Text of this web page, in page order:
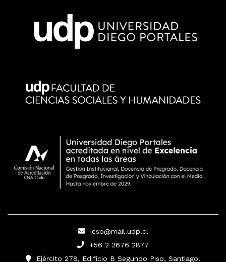
icso@mail.udp.cl
+56 2 2676 2877
Ejército 278, Edificio B Segundo Piso, Santiago.